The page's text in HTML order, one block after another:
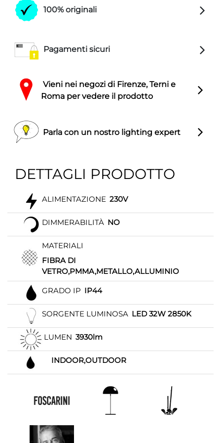
100% originali
Pagamenti sicuri
Vieni nei negozi di Firenze, Terni e
Roma per vedere il prodotto
Parla con un nostro lighting expert
DETTAGLI PRODOTTO
ALIMENTAZIONE 230V
DIMMERABILITÀ NO
MATERIALI
FIBRA DI
VETRO,PMMA,METALLO,ALLUMINIO
GRADO IP IP44
SORGENTE LUMINOSA LED 32W 2850K
LUMEN 3930lm
INDOOR,OUTDOOR